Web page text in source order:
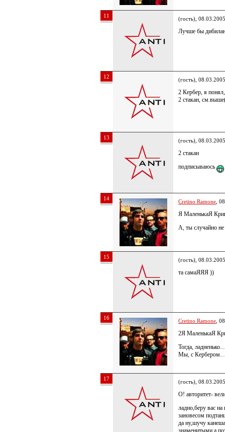
11 (гость),
Лучше бы
12 (гость),
2 Кербер, я
2 стакан,
13 (гость),
2 стакан
подписываюсь
14 Cretino Ramone ,
Я МаленькаЯ
А, ты случайно
15 (гость),
та самаЯЯЯ ))
16 Cretino Ramone ,
2Я МаленькаЯ
Тогда,
Мы, с
17 (гость),
О! авторитет-
ладно,беру вас на
зановесом
да ну,шучу
знаменитыми,а